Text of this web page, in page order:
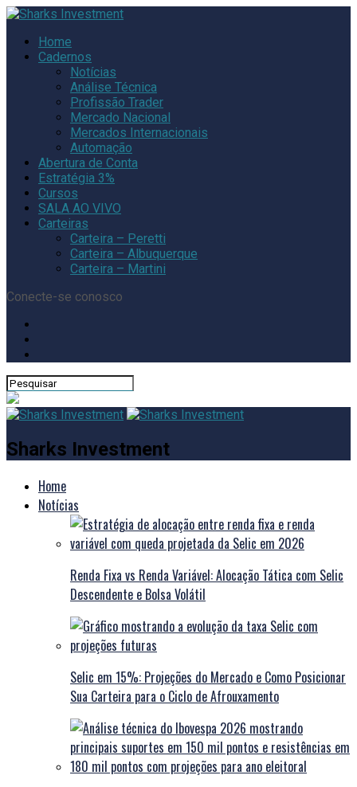
Home
Cadernos
Notícias
Análise Técnica
Profissão Trader
Mercado Nacional
Mercados Internacionais
Automação
Abertura de Conta
Estratégia 3%
Cursos
SALA AO VIVO
Carteiras
Carteira – Peretti
Carteira – Albuquerque
Carteira – Martini
Conecte-se conosco
Sharks Investment
Home
Notícias
Renda Fixa vs Renda Variável: Alocação Tática com Selic
Descendente e Bolsa Volátil
Selic em 15%: Projeções do Mercado e Como Posicionar
Sua Carteira para o Ciclo de Afrouxamento